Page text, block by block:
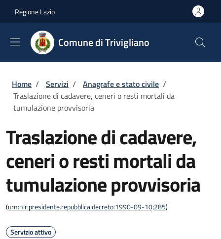
Regione Lazio
Comune di Trivigliano
Briciole di pane
Home / Servizi / Anagrafe e stato civile /
Traslazione di cadavere, ceneri o resti mortali da
tumulazione provvisoria
Traslazione di cadavere,
ceneri o resti mortali da
tumulazione provvisoria
(urn:nir:presidente.repubblica:decreto:1990-09-10;285)
Servizio attivo